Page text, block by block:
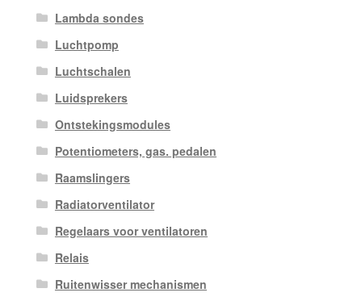
Lambda sondes
Luchtpomp
Luchtschalen
Luidsprekers
Ontstekingsmodules
Potentiometers, gas. pedalen
Raamslingers
Radiatorventilator
Regelaars voor ventilatoren
Relais
Ruitenwisser mechanismen